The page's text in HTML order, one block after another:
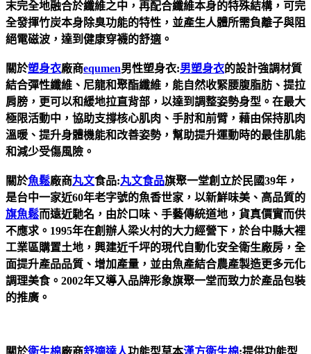
末完全地融合於纖維之中，再配合纖維本身的特殊結構，可完
全發揮竹炭本身除臭功能的特性，並產生人體所需負離子與阻
絕電磁波，達到健康穿襪的舒適。
關於塑身衣廠商equmen男性塑身衣:男塑身衣的設計強調材質
結合彈性纖維、尼龍和聚酯纖維，能自然收緊腰腹脂肪、提拉
肩膀，更可以和緩地拉直背部，以達到調整姿勢身型。在最大
極限活動中，協助支撐核心肌肉、手肘和前臂，藉由保持肌肉
溫暖、提升身體機能和改善姿勢，幫助提升運動時的最佳肌能
和減少受傷風險。
關於魚鬆廠商丸文食品:丸文食品旗聚一堂創立於民國39年，
是台中一家近60年老字號的魚香世家，以新鮮味美、高品質的
旗魚鬆而遠近馳名，由於口味、手藝傳統道地，貨真價實而供
不應求。1995年在創辦人梁火村的大力經營下，於台中縣大裡
工業區購置土地，興建近千坪的現代自動化安全衛生廠房，全
面提升產品品質、增加產量，並由魚產結合農產製造更多元化
調理美食。2002年又導入品牌形象旗聚一堂而致力於產品包裝
的推廣。
關於衛生棉廠商舒適達人功能型草本漢方衛生棉:提供功能型